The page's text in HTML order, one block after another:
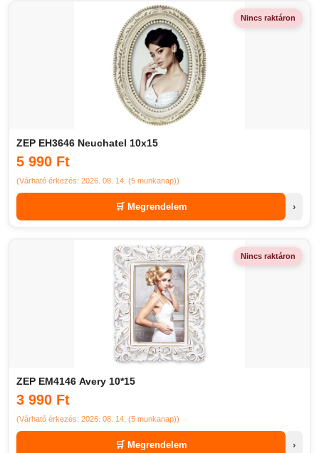
Nincs raktáron
ZEP EH3646 Neuchatel 10x15
5 990 Ft
(Várható érkezés: 2026. 08. 14. (5 munkanap))
🛒 Megrendelem ›
Nincs raktáron
ZEP EM4146 Avery 10*15
3 990 Ft
(Várható érkezés: 2026. 08. 14. (5 munkanap))
🛒 Megrendelem ›